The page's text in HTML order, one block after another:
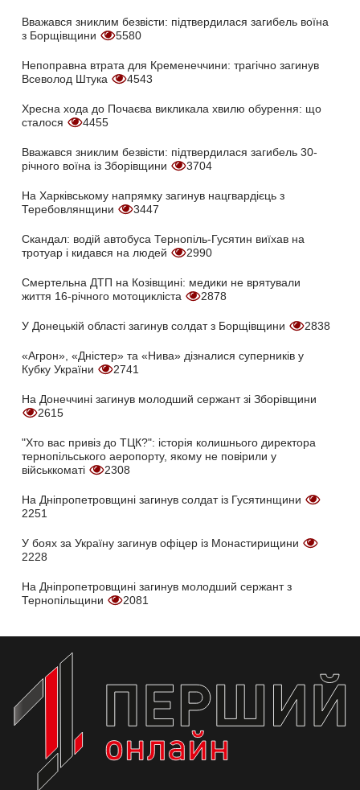
Вважався зниклим безвісти: підтвердилася загибель воїна
з Борщівщини
5580
Непоправна втрата для Кременеччини: трагічно загинув
Всеволод Штука
4543
Хресна хода до Почаєва викликала хвилю обурення: що
сталося
4455
Вважався зниклим безвісти: підтвердилася загибель 30-
річного воїна із Зборівщини
3704
На Харківському напрямку загинув нацгвардієць з
Теребовлянщини
3447
Скандал: водій автобуса Тернопіль-Гусятин виїхав на
тротуар і кидався на людей
2990
Смертельна ДТП на Козівщині: медики не врятували
життя 16-річного мотоцикліста
2878
У Донецькій області загинув солдат з Борщівщини 2838
«Агрон», «Дністер» та «Нива» дізналися суперників у
Кубку України
2741
На Донеччині загинув молодший сержант зі Зборівщини
2615
"Хто вас привіз до ТЦК?": історія колишнього директора
тернопільського аеропорту, якому не повірили у
військкоматі
2308
На Дніпропетровщині загинув солдат із Гусятинщини
2251
У боях за Україну загинув офіцер із Монастирищини
2228
На Дніпропетровщині загинув молодший сержант з
Тернопільщини
2081